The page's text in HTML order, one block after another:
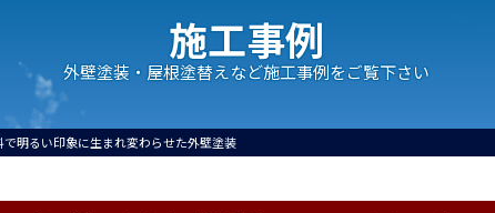
施工事例
外壁塗装・屋根塗替えなど施工事例をご覧下さい
明るい印象に生まれ変わらせた外壁塗装